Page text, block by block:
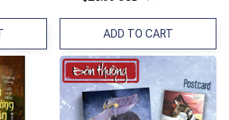
ADD TO CART